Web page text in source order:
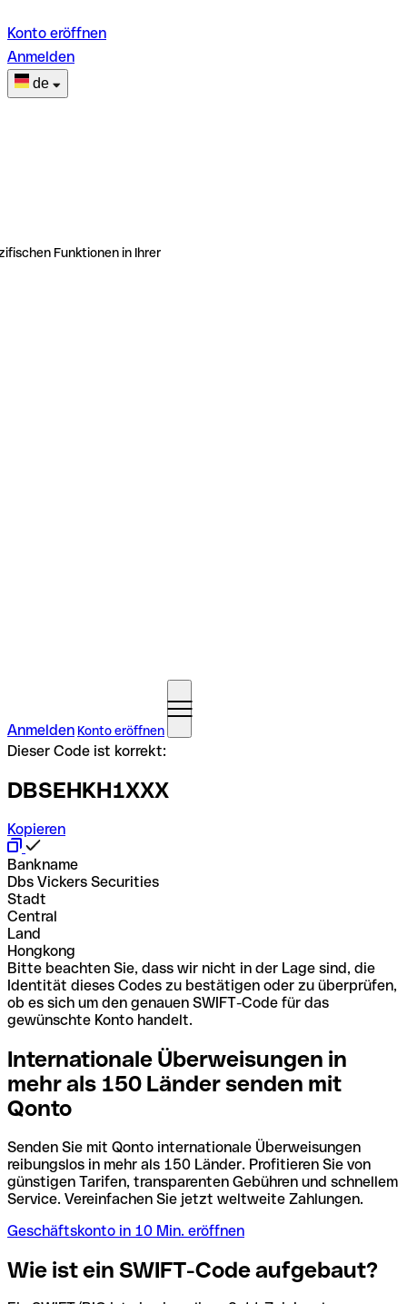
Konto eröffnen
Anmelden
de
Funktionen in Ihrer
Anmelden Konto eröffnen
Dieser Code ist korrekt:
DBSEHKH1XXX
Kopieren
Bankname
Dbs Vickers Securities
Stadt
Central
Land
Hongkong
Bitte beachten Sie, dass wir nicht in der Lage sind, die
Identität dieses Codes zu bestätigen oder zu überprüfen,
ob es sich um den genauen SWIFT-Code für das
gewünschte Konto handelt.
Internationale Überweisungen in
mehr als 150 Länder senden mit
Qonto
Senden Sie mit Qonto internationale Überweisungen
reibungslos in mehr als 150 Länder. Profitieren Sie von
günstigen Tarifen, transparenten Gebühren und schnellem
Service. Vereinfachen Sie jetzt weltweite Zahlungen.
Geschäftskonto in 10 Min. eröffnen
Wie ist ein SWIFT-Code aufgebaut?